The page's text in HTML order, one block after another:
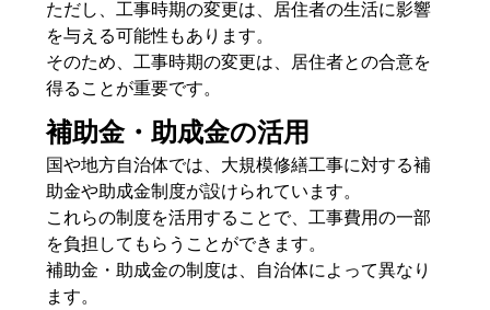
ただし、工事時期の変更は、居住者の生活に影響
を与える可能性もあります。
そのため、工事時期の変更は、居住者との合意を
得ることが重要です。
補助金・助成金の活用
国や地方自治体では、大規模修繕工事に対する補
助金や助成金制度が設けられています。
これらの制度を活用することで、工事費用の一部
を負担してもらうことができます。
補助金・助成金の制度は、自治体によって異なり
ます。